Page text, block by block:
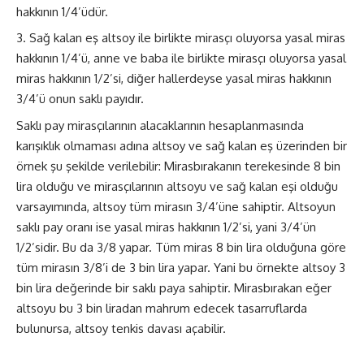
hakkının 1/4’üdür.
Sağ kalan eş altsoy ile birlikte mirasçı oluyorsa yasal miras
hakkının 1/4’ü, anne ve baba ile birlikte mirasçı oluyorsa yasal
miras hakkının 1/2’si, diğer hallerdeyse yasal miras hakkının
3/4’ü onun saklı payıdır.
Saklı pay mirasçılarının alacaklarının hesaplanmasında
karışıklık olmaması adına altsoy ve sağ kalan eş üzerinden bir
örnek şu şekilde verilebilir: Mirasbırakanın terekesinde 8 bin
lira olduğu ve mirasçılarının altsoyu ve sağ kalan eşi olduğu
varsayımında, altsoy tüm mirasın 3/4’üne sahiptir. Altsoyun
saklı pay oranı ise yasal miras hakkının 1/2’si, yani 3/4’ün
1/2’sidir. Bu da 3/8 yapar. Tüm miras 8 bin lira olduğuna göre
tüm mirasın 3/8’i de 3 bin lira yapar. Yani bu örnekte altsoy 3
bin lira değerinde bir saklı paya sahiptir. Mirasbırakan eğer
altsoyu bu 3 bin liradan mahrum edecek tasarruflarda
bulunursa, altsoy tenkis davası açabilir.